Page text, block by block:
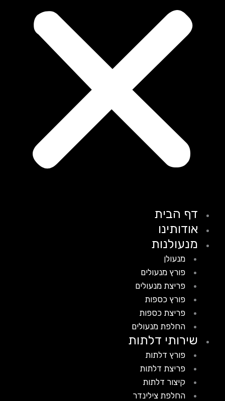
דף הבית
אודותינו
מנעולנות
מנעולן
פורץ מנעולים
פריצת מנעולים
פורץ כספות
פריצת כספות
החלפת מנעולים
שירותי דלתות
פורץ דלתות
פריצת דלתות
קיצור דלתות
החלפת צילינדר